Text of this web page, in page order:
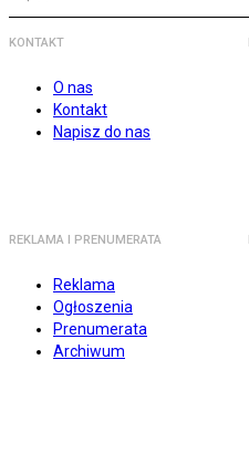
KONTAKT
O nas
Kontakt
Napisz do nas
REKLAMA I PRENUMERATA
Reklama
Ogłoszenia
Prenumerata
Archiwum